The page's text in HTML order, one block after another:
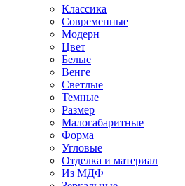
Классика
Современные
Модерн
Цвет
Белые
Венге
Светлые
Темные
Размер
Малогабаритные
Форма
Угловые
Отделка и материал
Из МДФ